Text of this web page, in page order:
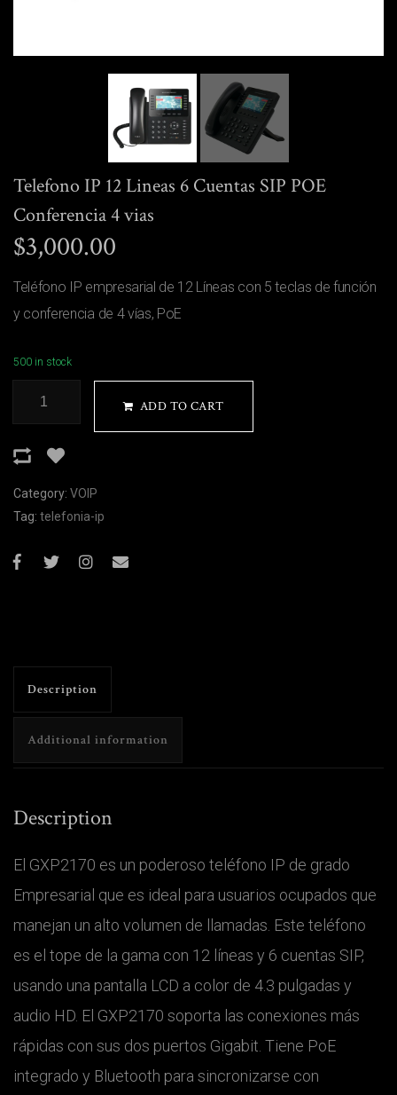
Telefono IP 12 Lineas 6 Cuentas SIP POE
Conferencia 4 vias
$3,000.00
Teléfono IP empresarial de 12 Líneas con 5 teclas de función
y conferencia de 4 vías, PoE
500 in stock
ADD TO CART
Category: VOIP
Tag: telefonia-ip
Description
Additional information
Description
El GXP2170 es un poderoso teléfono IP de grado
Empresarial que es ideal para usuarios ocupados que
manejan un alto volumen de llamadas. Este teléfono
es el tope de la gama con 12 líneas y 6 cuentas SIP,
usando una pantalla LCD a color de 4.3 pulgadas y
audio HD. El GXP2170 soporta las conexiones más
rápidas con sus dos puertos Gigabit. Tiene PoE
integrado y Bluetooth para sincronizarse con